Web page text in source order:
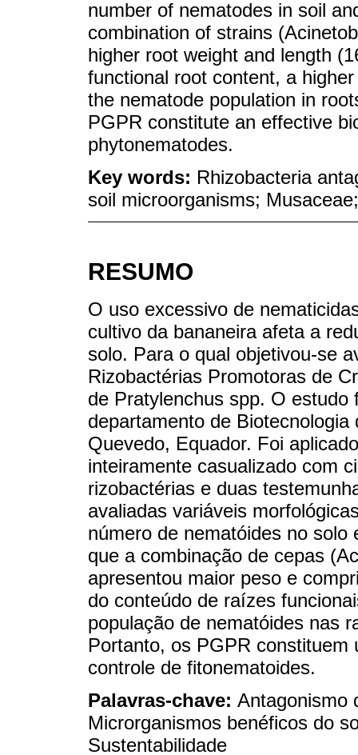
number of nematodes in soil
combination of strains
higher root weight and length
functional root content, a
the nematode population in
PGPR constitute an effective
phytonematodes.
Key words: Rhizobacteria
soil microorganisms;
RESUMO
O uso excessivo de
cultivo da bananeira afeta a
solo. Para o qual objetivou-se
Rizobactérias Promotoras de
de Pratylenchus spp. O estudo
departamento de
Quevedo, Equador. Foi
inteiramente casualizado com
rizobactérias e duas
avaliadas variáveis
número de nematóides no
que a combinação de cepas
apresentou maior peso e
do conteúdo de raízes
população de nematóides nas
Portanto, os PGPR constituem
controle de fitonematoides.
Palavras-chave: Antagonismo
Microrganismos benéficos do
Sustentabilidade